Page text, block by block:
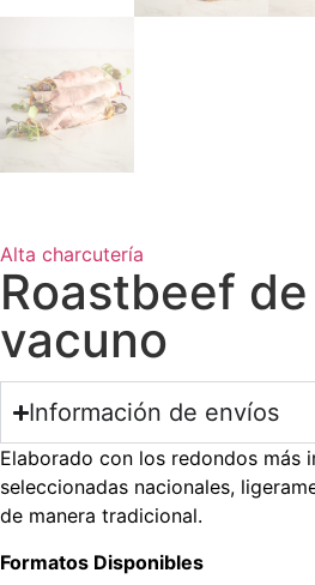
Alta charcutería
Roastbeef
vacuno
Información de envíos
Elaborado con los redondos más
seleccionadas nacionales,
de manera tradicional.
Formatos Disponibles